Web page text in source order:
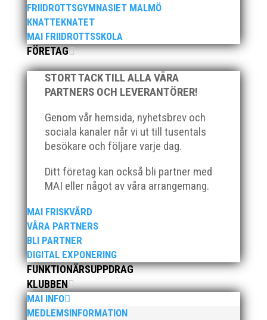
FRIIDROTTSGYMNASIET MALMÖ
KNATTEKNATET
MAI FRIIDROTTSSKOLA
FÖRETAG
STORT TACK TILL ALLA VÅRA
PARTNERS OCH LEVERANTÖRER!
Genom vår hemsida, nyhetsbrev och
sociala kanaler når vi ut till tusentals
besökare och följare varje dag.
Ditt företag kan också bli partner med
MAI eller något av våra arrangemang.
MAI FRISKVÅRD
VÅRA PARTNERS
BLI PARTNER
DIGITAL EXPONERING
FUNKTIONÄRSUPPDRAG
KLUBBEN
MAI INFO
MEDLEMSINFORMATION
Nationaldagen firade detta glada och positiva gäng i
Ystad för att tillsammans tävla i "Kraftmätningen"
som är en lagtävling för 13-14 åringar. Ett kval som
genomfördes tillsammans med IFK Ystad och IFK
Helsingborg. Tappra ungdomar som kämpade ihop i
både ur...